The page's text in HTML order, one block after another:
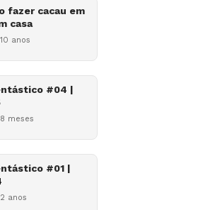
fazer cacau em
casa
anos
#04 |
meses
#01 |
anos